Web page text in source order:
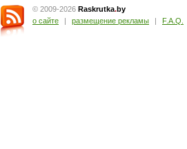
© 2009-2026 Raskrutka.by
о сайте
| размещение рекламы | F.A.Q.